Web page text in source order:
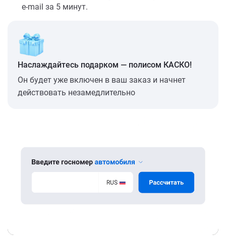
e-mail за 5 минут.
Наслаждайтесь подарком — полисом КАСКО!
Он будет уже включен в ваш заказ и начнет
действовать незамедлительно